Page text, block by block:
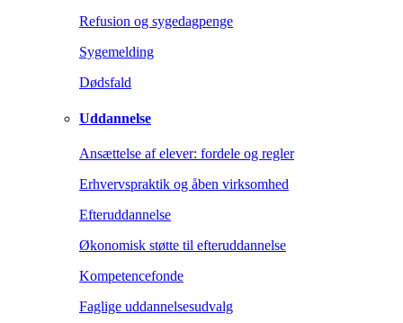
Refusion og sygedagpenge
Sygemelding
Dødsfald
Uddannelse
Ansættelse af elever: fordele og regler
Erhvervspraktik og åben virksomhed
Efteruddannelse
Økonomisk støtte til efteruddannelse
Kompetencefonde
Faglige uddannelsesudvalg